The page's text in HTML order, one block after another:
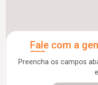
Fale com a
Preencha os campos